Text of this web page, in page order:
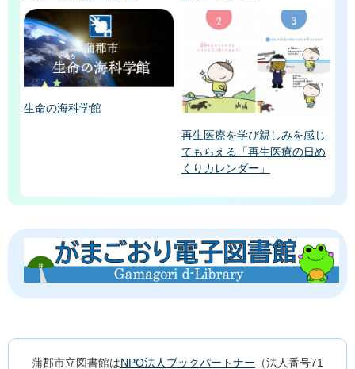
生命の海科学館
再生医療を学び親しみを感じ
てもらえる「再生医療の日め
くりカレンダー」
蒲郡市立図書館はNPO法人ブックパートナー （法人番号71